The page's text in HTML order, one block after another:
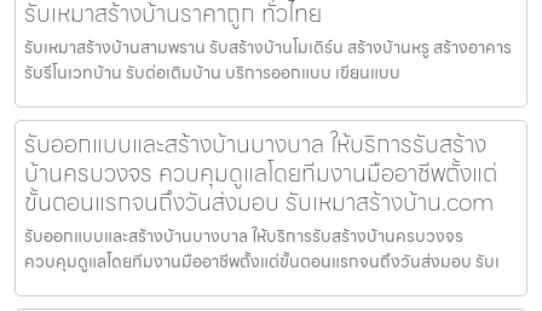
รับเหมาสร้างบ้านราคาถูก ทั่วไทย
รับเหมาสร้างบ้านสามพราน รับสร้างบ้านโมเดิร์น สร้างบ้านหรู สร้างอาคาร
รับรีโนเวทบ้าน รับต่อเติมบ้าน บริการออกแบบ เขียนแบบ
รับออกแบบและสร้างบ้านบางบาล ให้บริการรับสร้าง
บ้านครบวงจร ควบคุมดูแลโดยทีมงานมืออาชีพตั้งแต่
ขั้นตอนแรกจนถึงวันส่งมอบ รับเหมาสร้างบ้าน.com
รับออกแบบและสร้างบ้านบางบาล ให้บริการรับสร้างบ้านครบวงจร
ควบคุมดูแลโดยทีมงานมืออาชีพตั้งแต่ขั้นตอนแรกจนถึงวันส่งมอบ รับเ